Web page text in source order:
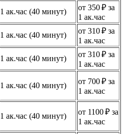
1 ак.час (40 минут)
от 350 ₽ за
1 ак.час
1 ак.час (40 минут)
от 310 ₽ за
1 ак.час
1 ак.час (40 минут)
от 310 ₽ за
1 ак.час
1 ак.час (40 минут)
от 700 ₽ за
1 ак.час
1 ак.час (40 минут)
от 1100 ₽ за
1 ак.час